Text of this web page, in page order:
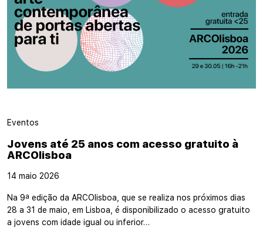
Eventos
Jovens até 25 anos com acesso gratuito à
ARCOlisboa
14 maio 2026
Na 9ª edição da ARCOlisboa, que se realiza nos próximos dias
28 a 31 de maio, em Lisboa, é disponibilizado o acesso gratuito
a jovens com idade igual ou inferior…